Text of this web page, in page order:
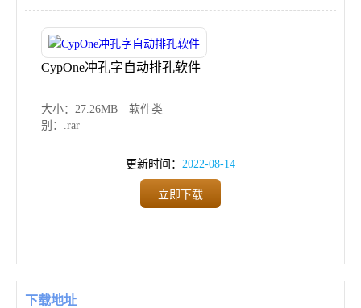
CypOne冲孔字自动排孔软件
大小：27.26MB
软件类
别：.rar
更新时间： 2022-08-14
立即下载
下载地址